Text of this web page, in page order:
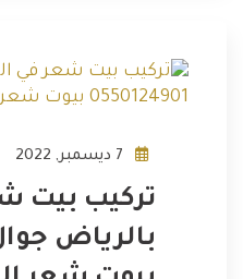
تركيب بيت